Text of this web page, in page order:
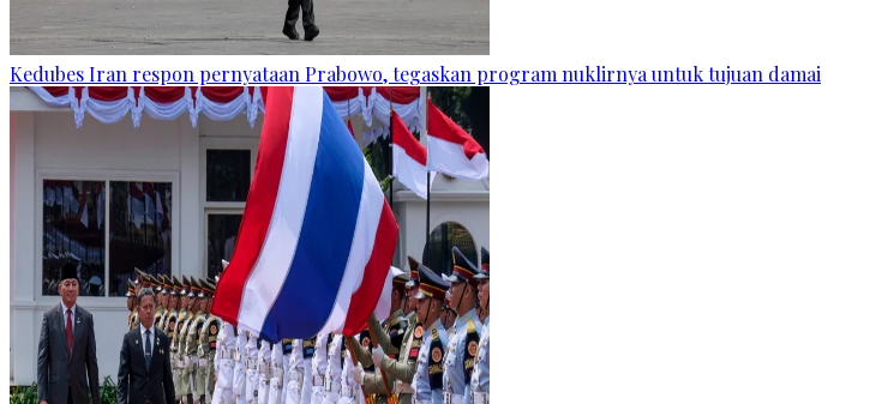
Kedubes Iran respon pernyataan Prabowo, tegaskan program nuklirnya untuk tujuan damai